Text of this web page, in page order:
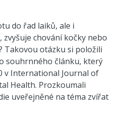
do řad laiků, ale i
zvyšuje chování kočky nebo
Takovou otázku si položili
souhrnného článku, který
v International Journal of
Health. Prozkoumali
uveřejněné na téma zvířat